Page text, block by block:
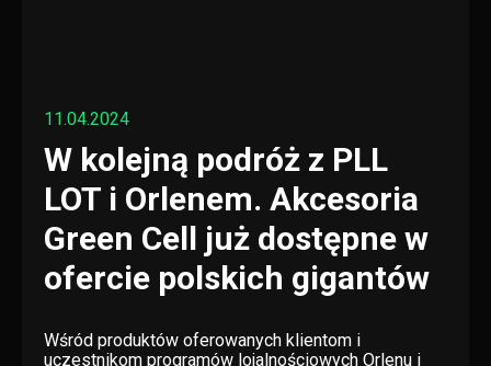
11.04.2024
W kolejną podróż z PLL
LOT i Orlenem. Akcesoria
Green Cell już dostępne w
ofercie polskich gigantów
Wśród produktów oferowanych klientom i
uczestnikom programów lojalnościowych Orlenu i